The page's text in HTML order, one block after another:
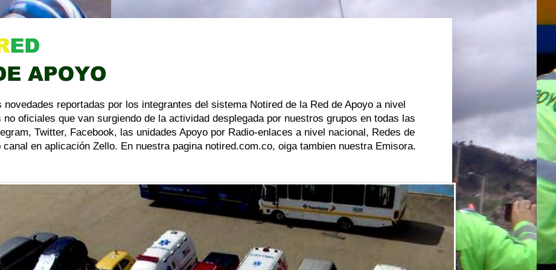
novedades reportadas por los integrantes del sistema Notired de la Red de Apoyo a nivel
oficiales que van surgiendo de la actividad desplegada por nuestros grupos en todas las
Twitter, Facebook, las unidades Apoyo por Radio-enlaces a nivel nacional, Redes de
en aplicación Zello. En nuestra pagina notired.com.co, oiga tambien nuestra Emisora.